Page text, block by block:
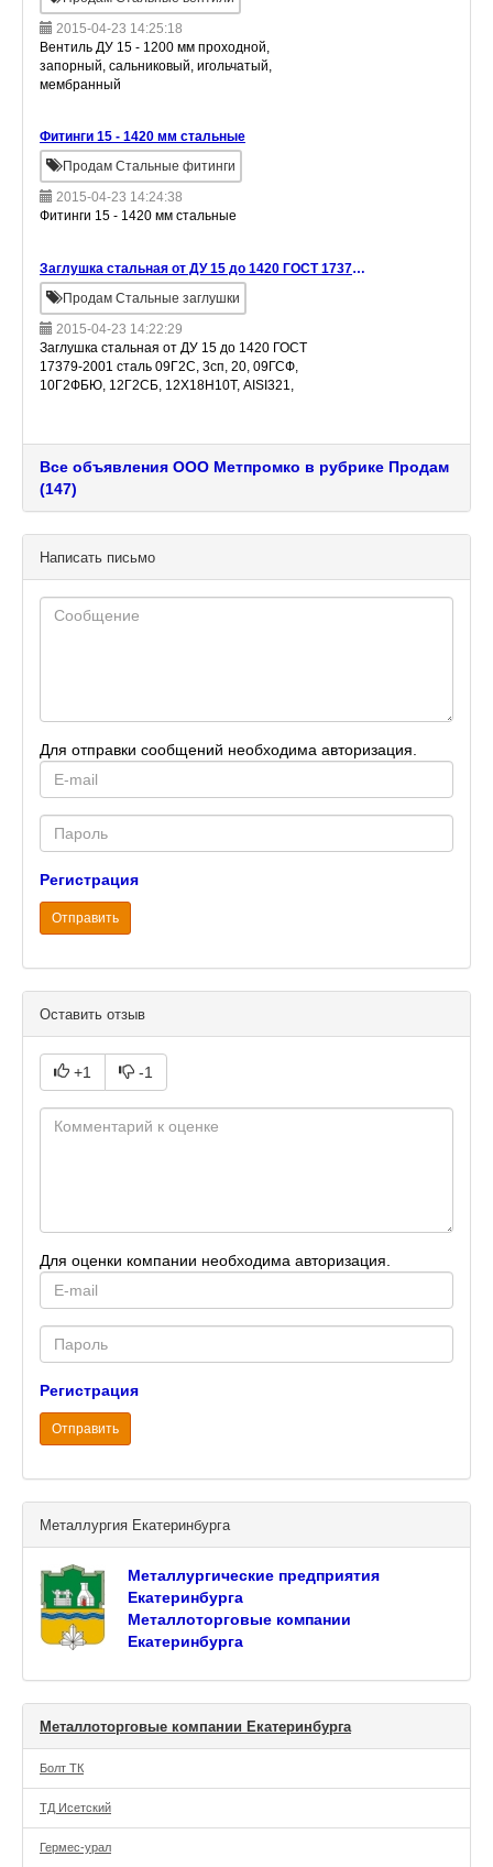
2015-04-23 14:25:18
Вентиль ДУ 15 - 1200 мм проходной,
запорный, сальниковый, игольчатый,
мембранный
Фитинги 15 - 1420 мм стальные
Продам Стальные фитинги
2015-04-23 14:24:38
Фитинги 15 - 1420 мм стальные
Заглушка стальная от ДУ 15 до 1420 ГОСТ 17379-2001
Продам Стальные заглушки
2015-04-23 14:22:29
Заглушка стальная от ДУ 15 до 1420 ГОСТ
17379-2001 сталь 09Г2С, 3сп, 20, 09ГСФ,
10Г2ФБЮ, 12Г2СБ, 12Х18Н10Т, AISI321,
Все объявления ООО Метпромко в рубрике Продам
(147)
Написать письмо
Для отправки сообщений необходима авторизация.
mail
Password
Регистрация
Отправить
Оставить отзыв
+1 -1
Для оценки компании необходима авторизация.
mail
Password
Регистрация
Отправить
Металлургия Екатеринбурга
Металлургические предприятия
Екатеринбурга
Металлоторговые компании
Екатеринбурга
Металлоторговые компании Екатеринбурга
Болт ТК
ТД Исетский
Гермес-урал